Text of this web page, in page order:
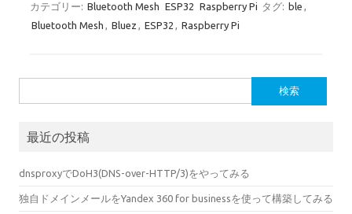
カテゴリー: Bluetooth Mesh ESP32 Raspberry Pi タグ: ble ,
Bluetooth Mesh , Bluez , ESP32 , Raspberry Pi
索:
最近の投稿
dnsproxyでDoH3(DNS-over-HTTP/3)をやってみる
独自ドメインメールをYandex 360 for businessを使って構築してみる